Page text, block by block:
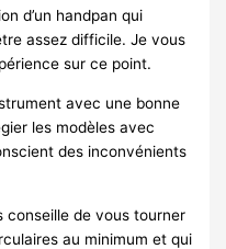
d’un handpan qui
assez difficile. Je vous
sur ce point.
avec une bonne
les modèles avec
des inconvénients
conseille de vous tourner
au minimum et qui